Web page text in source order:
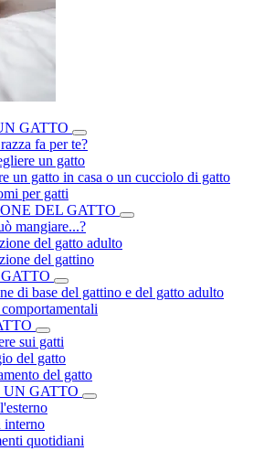
GATTO
fa per te?
un gatto
un gatto in casa o un cucciolo di gatto
per gatti
DEL GATTO
mangiare...?
del gatto adulto
del gattino
di base del gattino e del gatto adulto
sui gatti
del gatto
del gatto
GATTO
interno
quotidiani